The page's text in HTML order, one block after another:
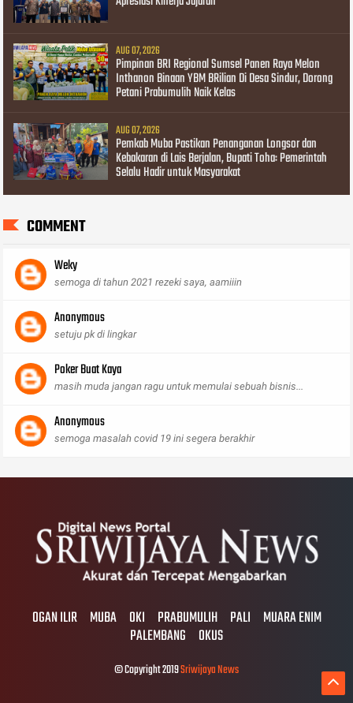
AUG 07, 2026
Pimpinan BRI Regional Sumsel Panen Raya Melon
Inthanon Binaan YBM BRilian Di Desa Sindur, Dorong
Petani Prabumulih Naik Kelas
AUG 07, 2026
Pemkab Muba Pastikan Penanganan Longsor dan
Kebakaran di Lais Berjalan, Bupati Toha: Pemerintah
Selalu Hadir untuk Masyarakat
COMMENT
Weky
semoga di tahun 2021 rezeki saya, aamiiin
Anonymous
setuju pk di lingkar
Poker Buat Kaya
masih muda jangan ragu untuk memulai sebuah bisnis...
Anonymous
semoga masalah covid 19 ini segera berakhir
OGAN ILIR MUBA OKI PRABUMULIH PALI MUARA ENIM
PALEMBANG OKUS
© Copyright 2019Sriwijaya News